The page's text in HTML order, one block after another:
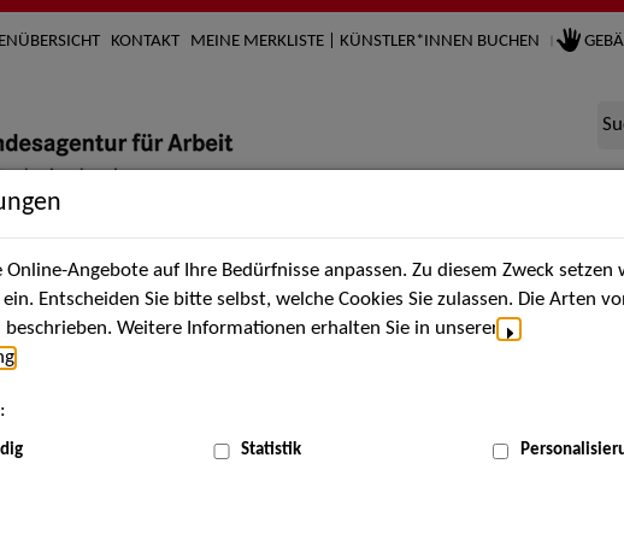
KONTAKT MEINE MERKLISTE | KÜNSTLER*INNEN BUCHEN
Künstler*innen Über uns Aktuelles Termine
MENÜ
Angebote auf Ihre Bedürfnisse anpassen. Zu diesem Zweck setzen
Entscheiden Sie bitte selbst, welche Cookies Sie zulassen. Die Arten
Weitere Informationen erhalten Sie in unserer
Statistik